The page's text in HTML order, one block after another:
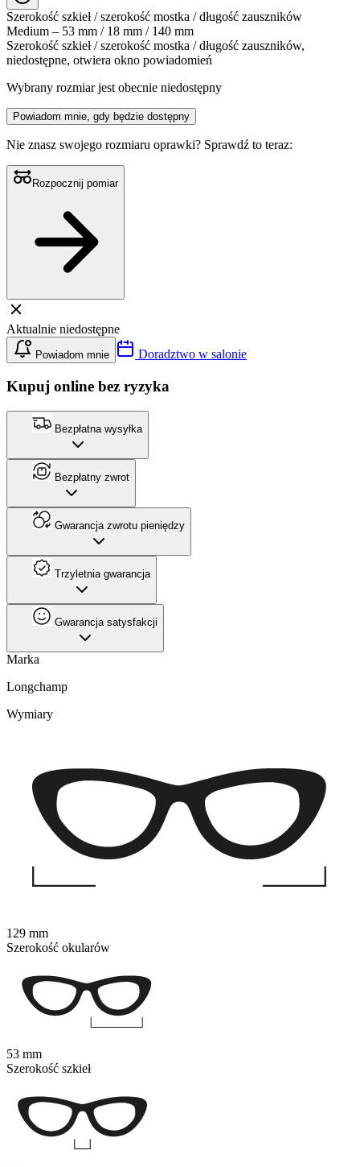
Szerokość szkieł / szerokość mostka / długość zauszników
Medium – 53 mm / 18 mm / 140 mm
Szerokość szkieł / szerokość mostka / długość zauszników,
niedostępne, otwiera okno powiadomień
Wybrany rozmiar jest obecnie niedostępny
Powiadom mnie, gdy będzie dostępny
Nie znasz swojego rozmiaru oprawki? Sprawdź to teraz:
Rozpocznij pomiar
Aktualnie niedostępne
Powiadom mnie Doradztwo w salonie
Kupuj online bez ryzyka
Bezpłatna wysyłka
Bezpłatny zwrot
Gwarancja zwrotu pieniędzy
Trzyletnia gwarancja
Gwarancja satysfakcji
Marka
Longchamp
Wymiary
129 mm
Szerokość okularów
53 mm
Szerokość szkieł